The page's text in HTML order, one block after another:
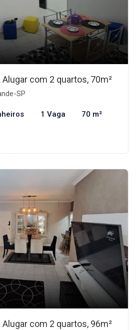
com 2 quartos, 70m²
SP
1 Vaga 70 m²
com 2 quartos, 96m²